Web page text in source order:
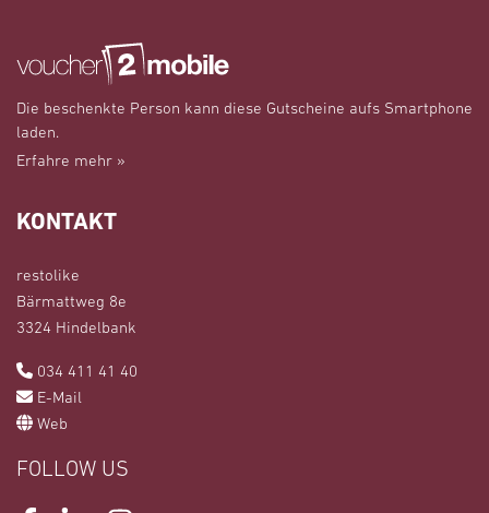
Die beschenkte Person kann diese Gutscheine aufs Smartphone
laden.
Erfahre mehr »
KONTAKT
restolike
Bärmattweg 8e
3324 Hindelbank
034 411 41 40
E-Mail
Web
FOLLOW US